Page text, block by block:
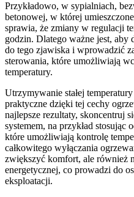
Przykładowo, w sypialniach,
betonowej, w której
sprawia, że zmiany w regulacji
godzin. Dlatego ważne jest, aby
do tego zjawiska i wprowadzić
sterowania, które umożliwiają
temperatury.
Utrzymywanie stałej
praktyczne dzięki tej cechy
najlepsze rezultaty, skoncentruj
systemem, na przykład
które umożliwiają kontrolę
całkowitego wyłączania
zwiększyć komfort, ale również
energetycznej, co prowadzi do
eksploatacji.